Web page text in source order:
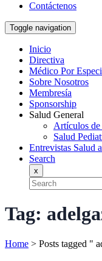
Contáctenos
Toggle navigation
Inicio
Directiva
Médico Por
Sobre Nosotros
Membresía
Sponsorship
Salud General
Artículos de
Salud
Entrevistas Salud
Search
x
Tag:
Home > Posts tagged "